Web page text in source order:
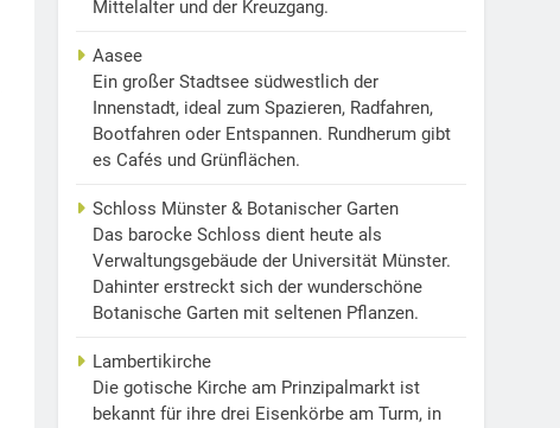
Mittelalter und der Kreuzgang.
Aasee
Ein großer Stadtsee südwestlich der
Innenstadt, ideal zum Spazieren, Radfahren,
Bootfahren oder Entspannen. Rundherum gibt
es Cafés und Grünflächen.
Schloss Münster & Botanischer Garten
Das barocke Schloss dient heute als
Verwaltungsgebäude der Universität Münster.
Dahinter erstreckt sich der wunderschöne
Botanische Garten mit seltenen Pflanzen.
Lambertikirche
Die gotische Kirche am Prinzipalmarkt ist
bekannt für ihre drei Eisenkörbe am Turm, in